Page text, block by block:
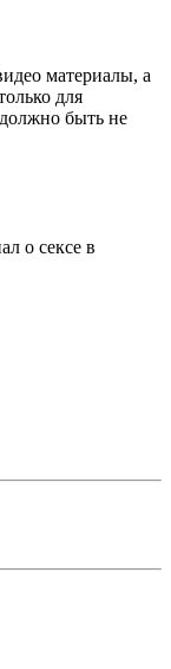
материалы, а
для
быть не
о сексе в